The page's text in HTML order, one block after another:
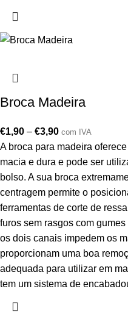
Broca Madeira
€1,90 – €3,90 com IVA
A broca para madeira
macia e dura e pode ser
bolso. A sua broca
centragem permite o
ferramentas de corte de
furos sem rasgos com
os dois canais impedem os
proporcionam uma boa
adequada para utilizar em
tem um sistema de